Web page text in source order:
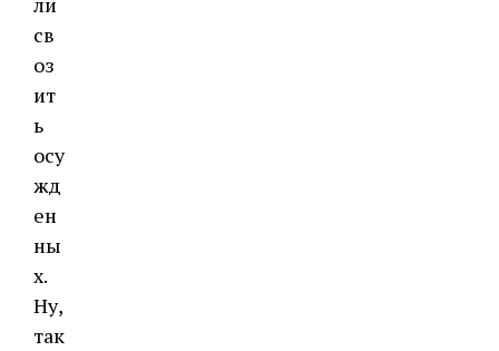
св
оз
ит
ь
осу
жд
ен
ны
х.
Ну,
так